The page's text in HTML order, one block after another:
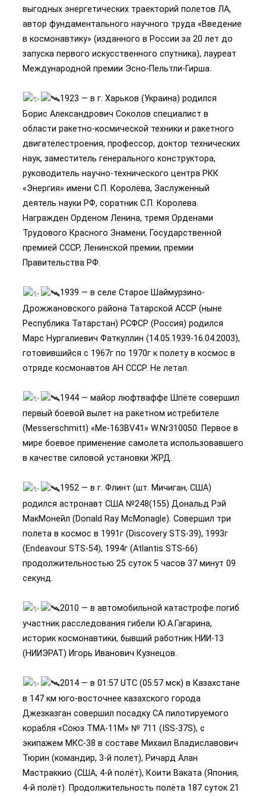
выгодных энергетических траекторий полетов ЛА,
автор фундаментального научного труда «Введение
в космонавтику» (изданного в России за 20 лет до
запуска первого искусственного спутника), лауреат
Международной премии Эсно-Пельтли-Гирша.
1923 — в г. Харьков (Украина) родился
Борис Александрович Соколов специалист в
области ракетно-космической техники и ракетного
двигателестроения, профессор, доктор технических
наук, заместитель генерального конструктора,
руководитель научно-технического центра РКК
«Энергия» имени С.П. Королёва, Заслуженный
деятель науки РФ, соратник С.П. Королева.
Награжден Орденом Ленина, тремя Орденами
Трудового Красного Знамени, Государственной
премией СССР, Ленинской премии, премии
Правительства РФ.
1939 — в селе Старое Шаймурзино-
Дрожжановского района Татарской АССР (ныне
Республика Татарстан) РСФСР (Россия) родился
Марс Нургалиевич Фаткуллин (14.05.1939-16.04.2003),
готовившийся с 1967г по 1970г к полету в космос в
отряде космонавтов АН СССР. Не летал.
1944 — майор люфтваффе Шпёте совершил
первый боевой вылет на ракетном истребителе
(Messerschmitt) «Ме-163BV41» W.Nr310050. Первое в
мире боевое применение самолета использовавшего
в качестве силовой установки ЖРД.
1952 — в г. Флинт (шт. Мичиган, США)
родился астронавт США №248(155) Дональд Рэй
МакМонейл (Donald Ray McMonagle). Совершил три
полета в космос в 1991г (Discovery STS-39), 1993г
(Endeavour STS-54), 1994г (Atlantis STS-66)
продолжительностью 25 суток 5 часов 37 минут 09
секунд.
2010 — в автомобильной катастрофе погиб
участник расследования гибели Ю.А.Гагарина,
историк космонавтики, бывший работник НИИ-13
(НИИЭРАТ) Игорь Иванович Кузнецов.
2014 — в 01:57 UTC (05:57 мск) в Казахстане
в 147 км юго-восточнее казахского города
Джезказган совершил посадку СА пилотируемого
корабля «Союз ТМА-11М» № 711 (ISS-37S), с
экипажем МКС-38 в составе Михаил Владиславович
Тюрин (командир, 3-й полет), Ричард Алан
Мастраккио (США, 4-й полёт), Коити Ваката (Япония,
4-й полёт). Продолжительность полёта 187 суток 21